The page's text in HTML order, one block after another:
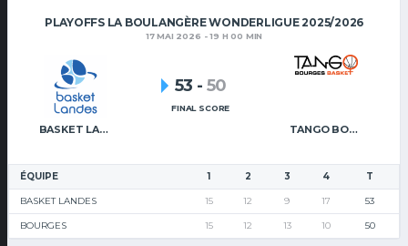
PLAYOFFS LA BOULANGÈRE WONDERLIGUE 2025/2026
17 MAI 2026 - 19 H 00 MIN
BASKET LANDES TANGO BOURGES BASKET
53 - 50
FINAL SCORE
ÉQUIPE 1 2 3 4 T
BASKET LANDES 15 12 9 17 53
BOURGES 15 12 13 10 50